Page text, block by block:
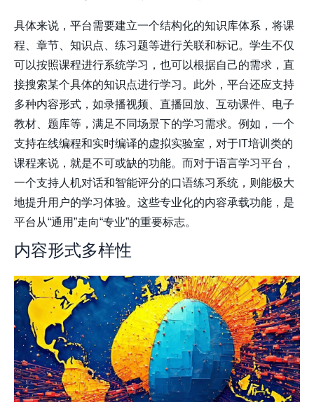
具体来说，平台需要建立一个结构化的知识库体系，将课
程、章节、知识点、练习题等进行关联和标记。学生不仅
可以按照课程进行系统学习，也可以根据自己的需求，直
接搜索某个具体的知识点进行学习。此外，平台还应支持
多种内容形式，如录播视频、直播回放、互动课件、电子
教材、题库等，满足不同场景下的学习需求。例如，一个
支持在线编程和实时编译的虚拟实验室，对于IT培训类的
课程来说，就是不可或缺的功能。而对于语言学习平台，
一个支持人机对话和智能评分的口语练习系统，则能极大
地提升用户的学习体验。这些专业化的内容承载功能，是
平台从“通用”走向“专业”的重要标志。
内容形式多样性